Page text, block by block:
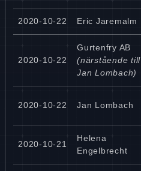
2020-10-22 Eric Jaremalm
2020-10-22
Gurtenfry AB
(närstående till
Jan Lombach)
2020-10-22 Jan Lombach
2020-10-21
Helena
Engelbrecht